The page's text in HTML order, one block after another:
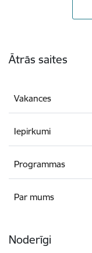
Ātrās saites
Vakances
Iepirkumi
Programmas
Par mums
Noderīgi